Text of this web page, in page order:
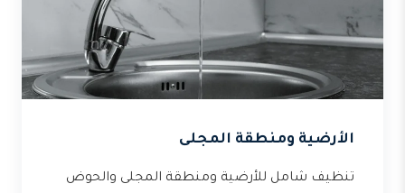
الأرضية ومنطقة المجلى
تنظيف شامل للأرضية ومنطقة المجلى والحوض